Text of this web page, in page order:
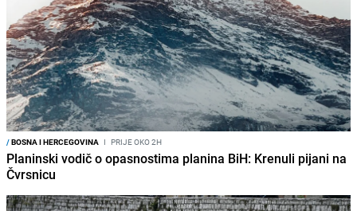
/BOSNA I HERCEGOVINA I PRIJE OKO 2H
Planinski vodič o opasnostima planina BiH: Krenuli pijani na
Čvrsnicu